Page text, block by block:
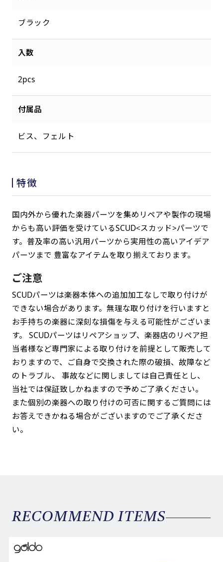
ブラック
入数
2pcs
付属品
ビス、フェルト
特徴
国内外から優れた楽器パーツを集めリペアや製作の現場
からも高い評価を受けているSCUD<スカッド>パーツで
す。普及率の高い汎用パーツから実用性の高いアイデア
パーツまで 豊富なアイテムを取り揃えております。
ご注意
SCUDパーツは楽器本体への追加加工なしで取り付けが
できない場合があります。無理な取り付けを行いますと
お手持ちの楽器に深刻な損傷を与える可能性がございま
す。 SCUDパーツはリペアショップ、楽器店のリペア担
当者様など専門家による取り付けを前提として販売して
おりますので、ご自身で交換された際の破損、故障など
のトラブル、 事故などに関しましては自己責任とし、
当社では保証致しかねますので予めご了承ください。
また個別の楽器への取り付けの可否に関するご質問には
お答えできかねる場合がございますのでご了承くださ
い。
RECOMMEND ITEMS